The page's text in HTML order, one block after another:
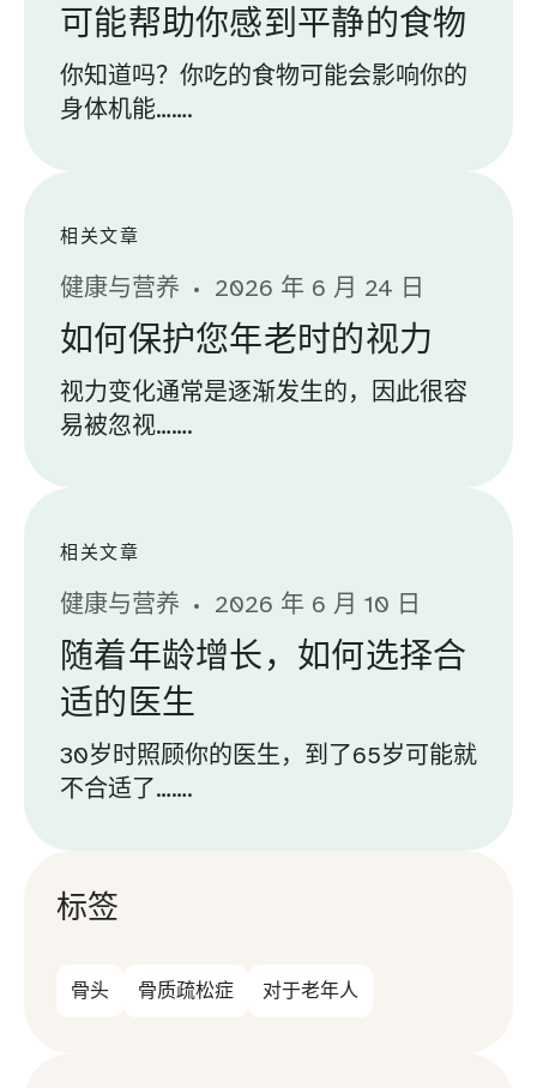
可能帮助你感到平静的食物
你知道吗？你吃的食物可能会影响你的
身体机能…….
相关文章
健康与营养 2026 年 6 月 24 日
如何保护您年老时的视力
视力变化通常是逐渐发生的，因此很容
易被忽视…….
相关文章
健康与营养 2026 年 6 月 10 日
随着年龄增长，如何选择合
适的医生
30岁时照顾你的医生，到了65岁可能就
不合适了…….
标签
骨头 骨质疏松症 对于老年人